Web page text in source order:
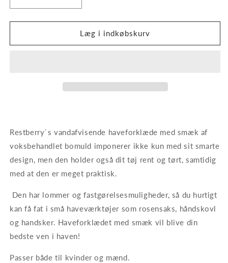
antallet
for
med
antallet
for
Haveforklæde
med
Læg i indkøbskurv
Restberry`s vandafvisende haveforklæde med smæk af
voksbehandlet bomuld imponerer ikke kun med sit smarte
design, men den holder også dit tøj rent og tørt, samtidig
med at den er meget praktisk.
Den har lommer og fastgørelsesmuligheder, så du hurtigt
kan få fat i små haveværktøjer som rosensaks, håndskovl
og handsker. Haveforklædet med smæk vil blive din
bedste ven i haven!
Passer både til kvinder og mænd.